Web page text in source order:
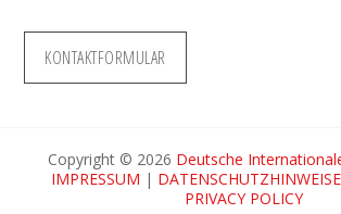
KONTAKTFORMULAR
Copyright © 2026 Deutsche
IMPRESSUM | DATENSCHUTZHINWEISE
PRIVACY POLICY